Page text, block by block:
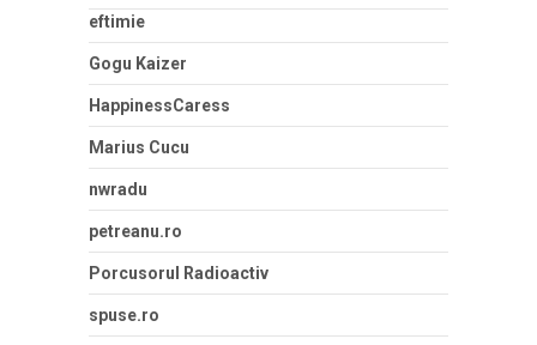
eftimie
Gogu Kaizer
HappinessCaress
Marius Cucu
nwradu
petreanu.ro
Porcusorul Radioactiv
spuse.ro